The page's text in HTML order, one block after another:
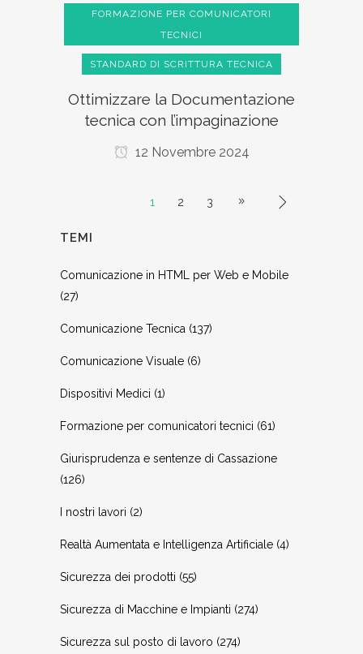
FORMAZIONE PER COMUNICATORI
TECNICI
STANDARD DI SCRITTURA TECNICA
Ottimizzare la Documentazione
tecnica con l’impaginazione
12 Novembre 2024
1 2 3
TEMI
Comunicazione in HTML per Web e Mobile
(27)
Comunicazione Tecnica (137)
Comunicazione Visuale (6)
Dispositivi Medici (1)
Formazione per comunicatori tecnici (61)
Giurisprudenza e sentenze di Cassazione
(126)
I nostri lavori (2)
Realtà Aumentata e Intelligenza Artificiale (4)
Sicurezza dei prodotti (55)
Sicurezza di Macchine e Impianti (274)
Sicurezza sul posto di lavoro (274)